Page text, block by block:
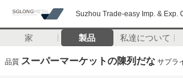
Suzhou Trade-easy Imp. & Exp.
家 製品 私達について
品質 スーパーマーケットの陳列だな サプラ